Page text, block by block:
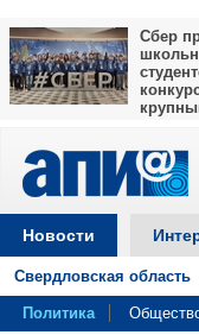
Сбер
Новости
Свердловская область
Политика